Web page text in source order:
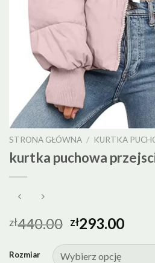
STRONA GŁÓWNA / KURTKA
kurtka puchowa
zł440.00 zł293.00
Rozmiar